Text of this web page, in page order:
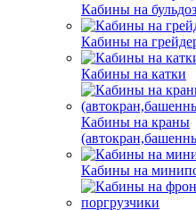
Кабины на
Кабины на
Кабины на катки
Кабины на краны
Кабины на